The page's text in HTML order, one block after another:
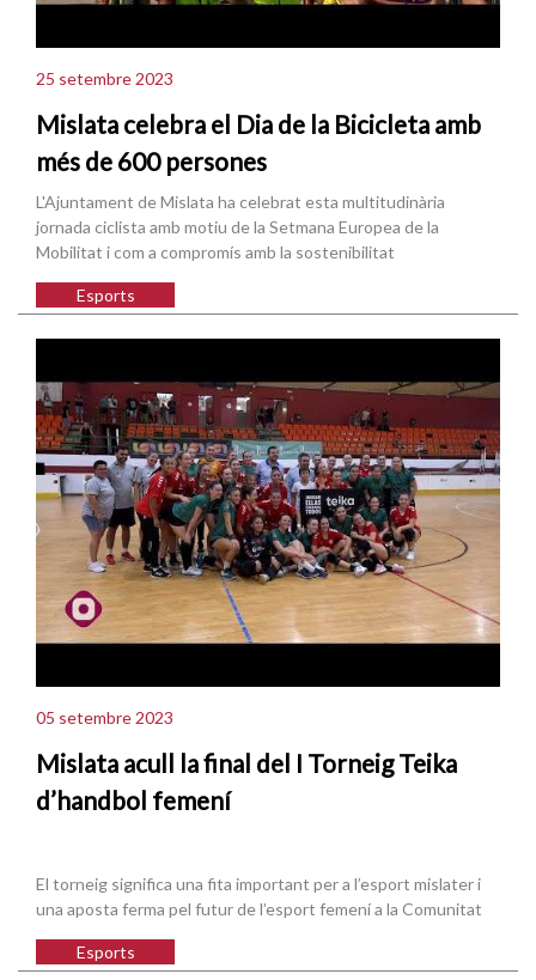
25 setembre 2023
Mislata celebra el Dia de la Bicicleta amb
més de 600 persones
L'Ajuntament de Mislata ha celebrat esta multitudinària
jornada ciclista amb motiu de la Setmana Europea de la
Mobilitat i com a compromís amb la sostenibilitat
Esports
05 setembre 2023
Mislata acull la final del I Torneig Teika
d’handbol femení
El torneig significa una fita important per a l’esport mislater i
una aposta ferma pel futur de l’esport femení a la Comunitat
Esports